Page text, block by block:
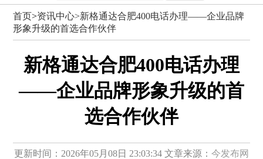
首页>资讯中心>新格通达合肥400电话办理——企业品牌
形象升级的首选合作伙伴
新格通达合肥400电话办理
——企业品牌形象升级的首
选合作伙伴
更新时间：2026年05月08日 23:03:34 文章来源： 今发布网